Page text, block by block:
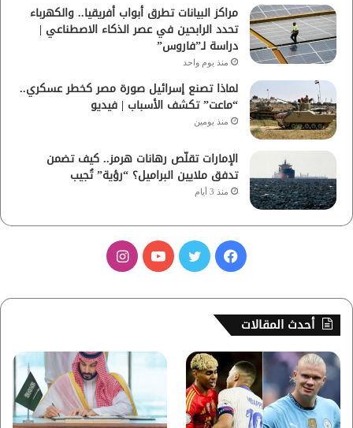
مراكز البيانات تطرق أبواب أفريقيا.. والكهرباء
تحدد الرابحين في عصر الذكاء الاصطناعي |
دراسة لـ”فاروس”
منذ يوم واحد
لماذا تصنع إسرائيل صورة مصر كخطر عسكري..
“ماعت” تكشف الأسباب | فيديو
منذ يومين
الإمارات تقلّص رهانات هرمز.. كيف تضمن
تدفق ملايين البراميل؟ “رؤية” تُجيب
منذ 3 أيام
س
ب
و
ك
ي
ب
ت
ق
ر
أحدث المقالات